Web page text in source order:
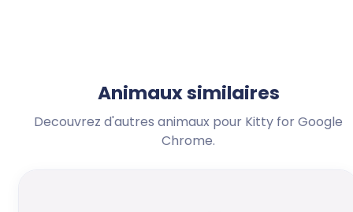
Animaux similaires
Decouvrez d'autres animaux pour Kitty for Google
Chrome.